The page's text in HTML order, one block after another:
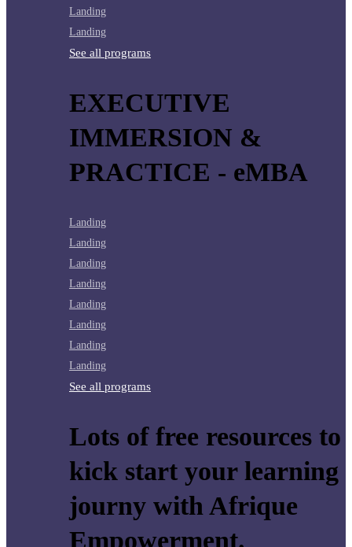
Landing
Landing
See all programs
EXECUTIVE
IMMERSION &
PRACTICE - eMBA
Landing
Landing
Landing
Landing
Landing
Landing
Landing
Landing
See all programs
Lots of free resources to
kick start your learning
journy with Afrique
Empowerment.